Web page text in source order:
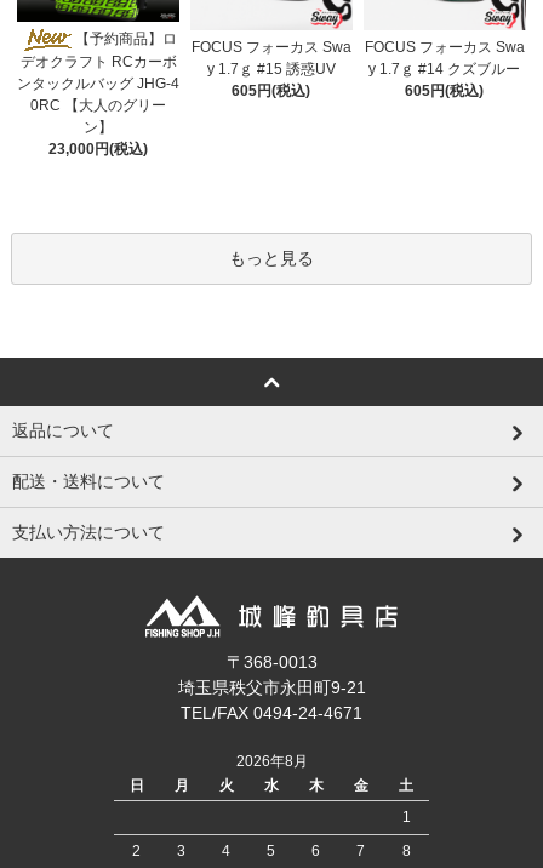
【予約商品】ロ
デオクラフト RCカーボ
ンタックルバッグ JHG-4
0RC 【大人のグリー
ン】
23,000円(税込)
FOCUS フォーカス Swa
y 1.7ｇ #15 誘惑UV
605円(税込)
FOCUS フォーカス Swa
y 1.7ｇ #14 クズブルー
605円(税込)
もっと見る
返品について
配送・送料について
支払い方法について
〒368-0013
埼玉県秩父市永田町9-21
TEL/FAX 0494-24-4671
2026年8月
日
月 火 水 木 金
土
1
2
3 4 5 6 7
8